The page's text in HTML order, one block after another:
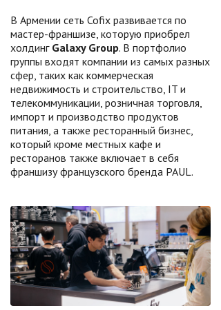
В Армении сеть Cofix развивается по
мастер-франшизе, которую приобрел
холдинг Galaxy Group. В портфолио
группы входят компании из самых разных
сфер, таких как коммерческая
недвижимость и строительство, IT и
телекоммуникации, розничная торговля,
импорт и производство продуктов
питания, а также ресторанный бизнес,
который кроме местных кафе и
ресторанов также включает в себя
франшизу французского бренда PAUL.